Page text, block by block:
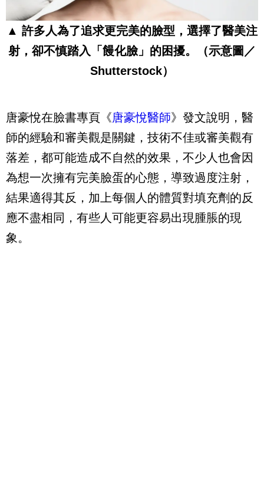
▲ 許多人為了追求更完美的臉型，選擇了醫美注
射，卻不慎踏入「饅化臉」的困擾。（示意圖／
Shutterstock）
唐豪悅在臉書專頁《唐豪悅醫師》發文說明，醫
師的經驗和審美觀是關鍵，技術不佳或審美觀有
落差，都可能造成不自然的效果，不少人也會因
為想一次擁有完美臉蛋的心態，導致過度注射，
結果適得其反，加上每個人的體質對填充劑的反
應不盡相同，有些人可能更容易出現腫脹的現
象。